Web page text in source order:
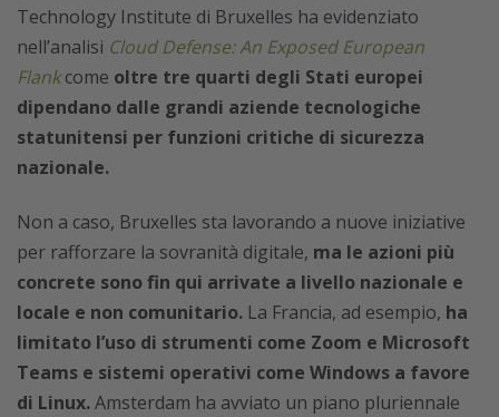
Technology Institute di Bruxelles ha evidenziato
nell’analisi Cloud Defense: An Exposed European
Flankcome oltre tre quarti degli Stati europei
dipendano dalle grandi aziende tecnologiche
statunitensi per funzioni critiche di sicurezza
nazionale.
Non a caso, Bruxelles sta lavorando a nuove iniziative
per rafforzare la sovranità digitale, ma le azioni più
concrete sono fin qui arrivate a livello nazionale e
locale e non comunitario. La Francia, ad esempio, ha
limitato l’uso di strumenti come Zoom e Microsoft
Teams e sistemi operativi come Windows a favore
di Linux.Amsterdam ha avviato un piano pluriennale